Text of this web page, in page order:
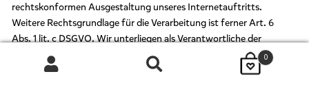
rechtskonformen Ausgestaltung unseres Internetauftritts.
Weitere Rechtsgrundlage für die Verarbeitung ist ferner Art. 6
Abs. 1 lit. c DSGVO. Wir unterliegen als Verantwortliche der
rechtlichen Verpflichtung, den Einsatz technisch nicht
notwendiger Cookies von der jeweiligen Nutzereinwilligung
SUCHEN
0